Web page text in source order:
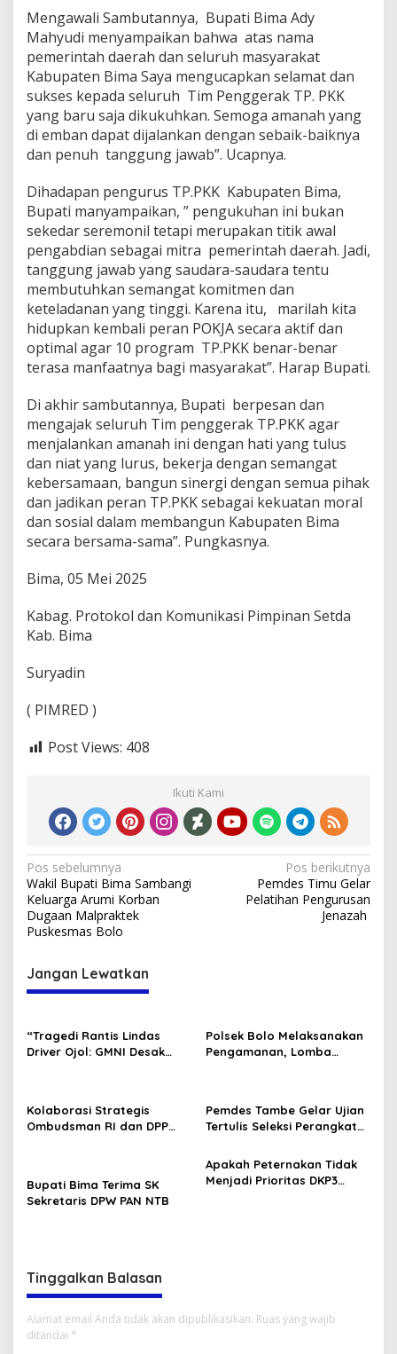
Mengawali Sambutannya, Bupati Bima Ady
Mahyudi menyampaikan bahwa atas nama
pemerintah daerah dan seluruh masyarakat
Kabupaten Bima Saya mengucapkan selamat dan
sukses kepada seluruh Tim Penggerak TP. PKK
yang baru saja dikukuhkan. Semoga amanah yang
di emban dapat dijalankan dengan sebaik-baiknya
dan penuh tanggung jawab”. Ucapnya.
Dihadapan pengurus TP.PKK Kabupaten Bima,
Bupati manyampaikan, ” pengukuhan ini bukan
sekedar seremonil tetapi merupakan titik awal
pengabdian sebagai mitra pemerintah daerah. Jadi,
tanggung jawab yang saudara-saudara tentu
membutuhkan semangat komitmen dan
keteladanan yang tinggi. Karena itu, marilah kita
hidupkan kembali peran POKJA secara aktif dan
optimal agar 10 program TP.PKK benar-benar
terasa manfaatnya bagi masyarakat”. Harap Bupati.
Di akhir sambutannya, Bupati berpesan dan
mengajak seluruh Tim penggerak TP.PKK agar
menjalankan amanah ini dengan hati yang tulus
dan niat yang lurus, bekerja dengan semangat
kebersamaan, bangun sinergi dengan semua pihak
dan jadikan peran TP.PKK sebagai kekuatan moral
dan sosial dalam membangun Kabupaten Bima
secara bersama-sama”. Pungkasnya.
Bima, 05 Mei 2025
Kabag. Protokol dan Komunikasi Pimpinan Setda
Kab. Bima
Suryadin
( PIMRED )
Post Views: 408
Ikuti Kami
Navigasi
pos
Pos sebelumnya
Wakil Bupati Bima Sambangi
Keluarga Arumi Korban
Dugaan Malpraktek
Puskesmas Bolo
Pos berikutnya
Pemdes Timu Gelar
Pelatihan Pengurusan
Jenazah
Jangan Lewatkan
“Tragedi Rantis Lindas
Driver Ojol: GMNI Desak
Polsek Bolo Melaksanakan
Pengamanan, Lomba
RI ke-80 .
Kolaborasi Strategis
Ombudsman RI dan DPP
Pemdes Tambe Gelar Ujian
Tertulis Seleksi Perangkat
Kamboja dan Bonsai.”
Bupati Bima Terima SK
Sekretaris DPW PAN NTB
Apakah Peternakan Tidak
Menjadi Prioritas DKP3
Tinggalkan Balasan
Alamat email Anda tidak akan dipublikasikan. Ruas yang wajib
ditandai *